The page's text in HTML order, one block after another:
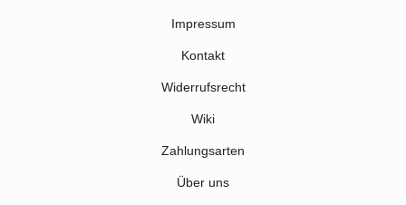
Impressum
Kontakt
Widerrufsrecht
Wiki
Zahlungsarten
Über uns